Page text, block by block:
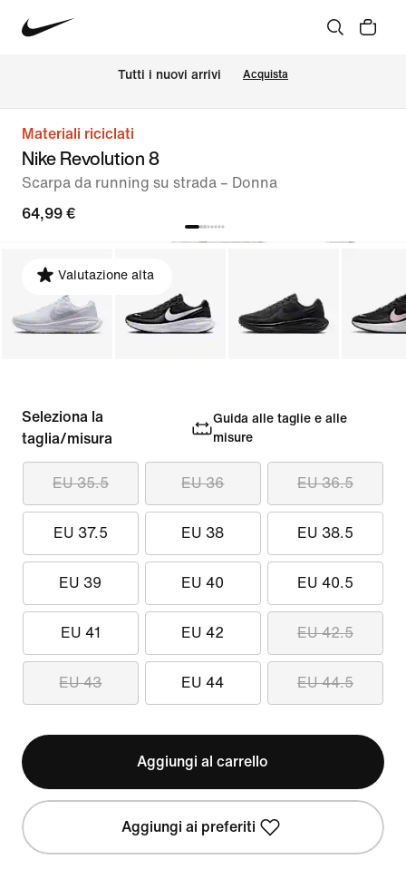
Tutti i nuovi arrivi Acquista
Materiali riciclati
Nike Revolution 8
Scarpa da running su strada – Donna
64,99 €
Valutazione alta
Seleziona la
taglia/misura
Guida alle taglie e alle
misure
EU 35.5 EU 36 EU 36.5
EU 37.5 EU 38 EU 38.5
EU 39 EU 40 EU 40.5
EU 41 EU 42 EU 42.5
EU 43 EU 44 EU 44.5
Aggiungi al carrello
Aggiungi ai preferiti